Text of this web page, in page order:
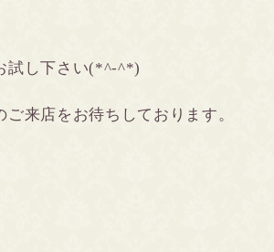
試し下さい(*^-^*)
来店をお待ちしております。